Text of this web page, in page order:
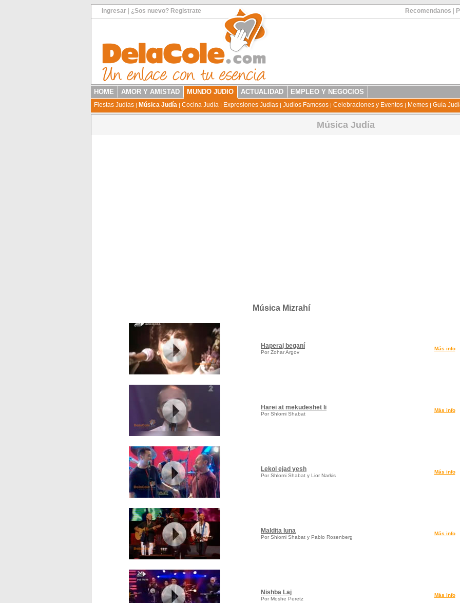
Ingresar ¿Sos nuevo? Registrate Recomendanos
HOME AMOR Y AMISTAD MUNDO JUDIO ACTUALIDAD EMPLEO Y NEGOCIOS
Fiestas Judías | Música Judía | Cocina Judía | Expresiones Judías | Judíos Famosos | Celebraciones y Eventos | Memes | Guía
Música Judía
Música Mizrahí
Haperaj beganí
Por Zohar Argov
Más info
Harei at mekudeshet li
Por Shlomi Shabat
Más info
Lekol ejad yesh
Por Shlomi Shabat y Lior Narkis
Más info
Maldita luna
Por Shlomi Shabat y Pablo Rosenberg
Más info
Nishba Laj
Por Moshe Peretz
Más info